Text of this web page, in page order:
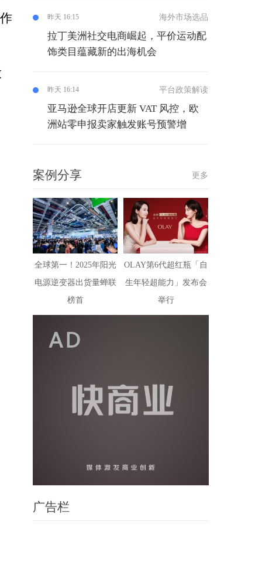
昨天 16:15 海外市场选品
拉丁美洲社交电商崛起，平价运动配
饰类目蕴藏新的出海机会
昨天 16:14 平台政策解读
亚马逊全球开店更新 VAT 风控，欧
洲站零申报卖家触发账号预警增
案例分享 更多
全球第一！2025年阳光
电源逆变器出货量蝉联
榜首
OLAY第6代超红瓶「自
生年轻超能力」发布会
举行
广告栏